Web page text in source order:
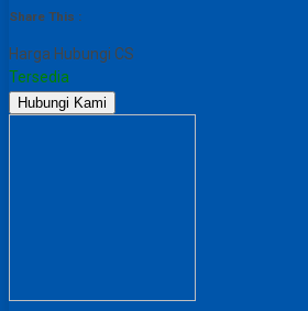
Share This :
Harga Hubungi CS
Tersedia
Hubungi Kami